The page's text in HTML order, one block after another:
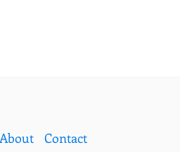
About Contact